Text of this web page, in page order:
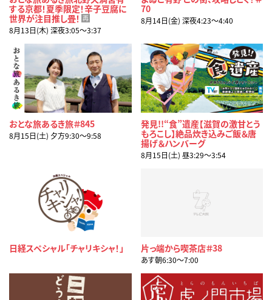
する京都！夏季限定！辛子豆腐に
世界が注目推し畳！ 再
8月13日(木) 深夜3:05〜3:37
70
8月14日(金) 深夜4:23〜4:40
おとな旅あるき旅＃845
8月15日(土) 夕方9:30〜9:58
発見!!“食”遺産【滋賀の激甘とう
もろこし】絶品炊き込みご飯＆唐
揚げ＆ハンバーグ
8月15日(土) 昼3:29〜3:54
日経スペシャル「チャリキシャ！」 片っ端から喫茶店＃38
あす朝6:30〜7:00